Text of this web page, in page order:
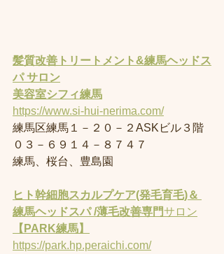
髪質改善トリートメント&練馬ヘッドス
パ サロン
美容室シフィ練馬
https://www.si-hui-nerima.com/
練馬区練馬１－２０－２ASKビル３階
０３－６９１４－８７４７
練馬、桜台、豊島園
ヒト幹細胞スカルプケア(発毛育毛)＆
練馬ヘッドスパ /薄毛改善専門サロン
【PARK練馬】
https://park.hp.peraichi.com/